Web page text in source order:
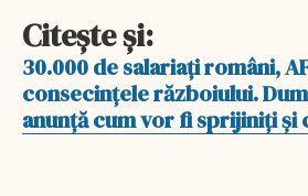
Citeşte şi:
30.000 de salariaţi români,
consecinţele războiului.
anunţă cum vor fi sprijiniţi şi